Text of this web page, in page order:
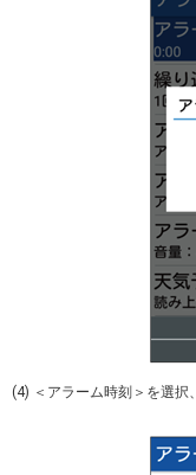
(4) ＜アラーム時刻＞を選択、